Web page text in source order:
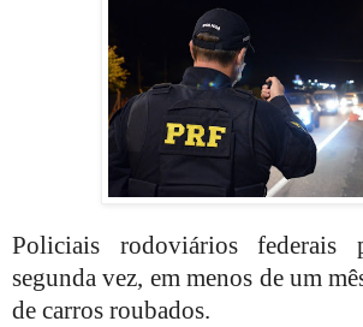
Policiais rodoviários federais
segunda vez, em menos de um
de carros roubados.